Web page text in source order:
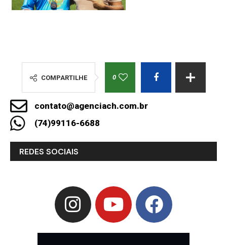
COMPARTILHE 0
contato@agenciach.com.br
(74)99116-6688
REDES SOCIAIS